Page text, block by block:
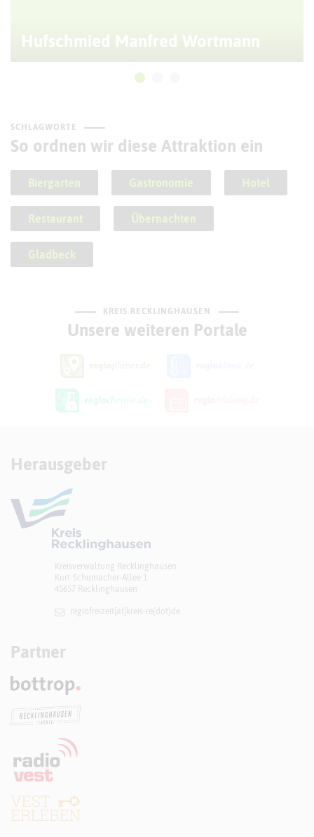
Hufschmied Manfred Wortmann
SCHLAGWORTE
So ordnen wir diese Attraktion ein
Biergarten Gastronomie Hotel
Restaurant Übernachten
Gladbeck
KREIS RECKLINGHAUSEN
Unsere weiteren Portale
Herausgeber
Kreisverwaltung Recklinghausen
Kurt-Schumacher-Allee 1
45657 Recklinghausen
regiofreizeit[at]​kreis-re(dot)de
Partner